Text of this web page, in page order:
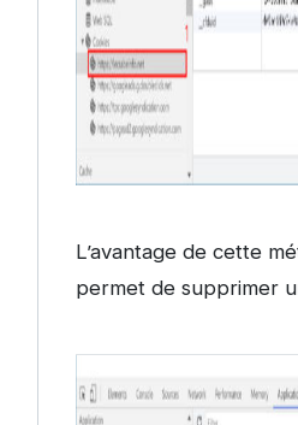
L’avantage de cette
permet de supprimer